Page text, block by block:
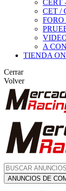
CERT
CET /
FORO
A
TIENDA
Cerrar
Volver
ANUNCIOS DE